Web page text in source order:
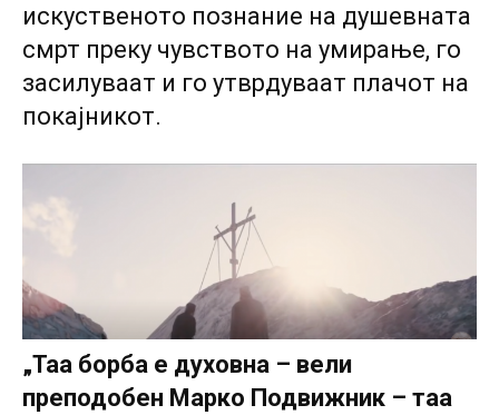
искуственото познание на душевната
смрт преку чувството на умирање, го
засилуваат и го утврдуваат плачот на
покајникот.
„Таа борба е духовна – вели
преподобен Марко Подвижник – таа